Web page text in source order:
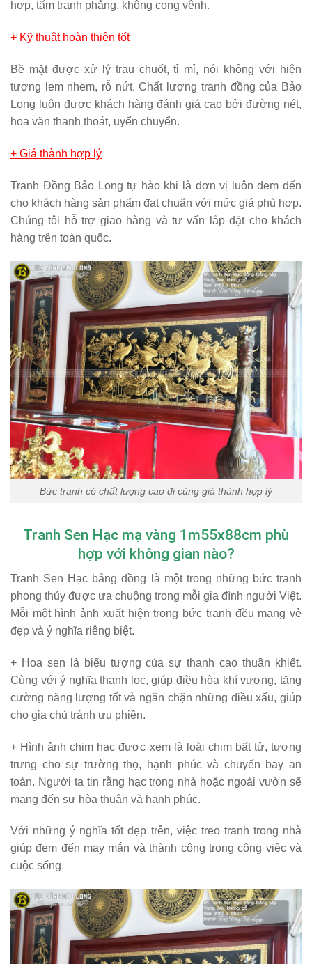
hợp, tấm tranh phẳng, không cong vênh.
+ Kỹ thuật hoàn thiện tốt
Bề mặt được xử lý trau chuốt, tỉ mỉ, nói không với hiện
tượng lem nhem, rỗ nứt. Chất lượng tranh đồng của Bảo
Long luôn được khách hàng đánh giá cao bởi đường nét,
hoa văn thanh thoát, uyển chuyển.
+ Giá thành hợp lý
Tranh Đồng Bảo Long tự hào khi là đợn vị luôn đem đến
cho khách hàng sản phẩm đạt chuẩn với mức giá phù hợp.
Chúng tôi hỗ trợ giao hàng và tư vấn lắp đặt cho khách
hàng trên toàn quốc.
Bức tranh có chất lượng cao đi cùng giá thành hợp lý
Tranh Sen Hạc mạ vàng 1m55x88cm phù
hợp với không gian nào?
Tranh Sen Hạc bằng đồng là một trong những bức tranh
phong thủy được ưa chuộng trong mỗi gia đình người Việt.
Mỗi một hình ảnh xuất hiện trong bức tranh đều mang vẻ
đẹp và ý nghĩa riêng biệt.
+ Hoa sen là biểu tượng của sự thanh cao thuần khiết.
Cùng với ý nghĩa thanh lọc, giúp điều hòa khí vượng, tăng
cường năng lượng tốt và ngăn chặn những điều xấu, giúp
cho gia chủ tránh ưu phiền.
+ Hình ảnh chim hạc được xem là loài chim bất tử, tượng
trưng cho sự trường thọ, hạnh phúc và chuyến bay an
toàn. Người ta tin rằng hạc trong nhà hoặc ngoài vườn sẽ
mang đến sự hòa thuận và hạnh phúc.
Với những ý nghĩa tốt đẹp trên, việc treo tranh trong nhà
giúp đem đến may mắn và thành công trong công việc và
cuộc sống.